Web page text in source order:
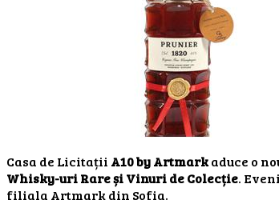
Casa de Licitații A10 by Artmarkaduce o
Whisky-uri Rare și Vinuri de Colecție.
filiala Artmark din Sofia.